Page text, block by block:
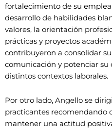
fortalecimiento de su
desarrollo de habilidades
valores, la orientación
prácticas y proyectos
contribuyeron a consolidar
comunicación y potenciar su
distintos contextos laborales.
Por otro lado, Angello se
practicantes recomendando
mantener una actitud